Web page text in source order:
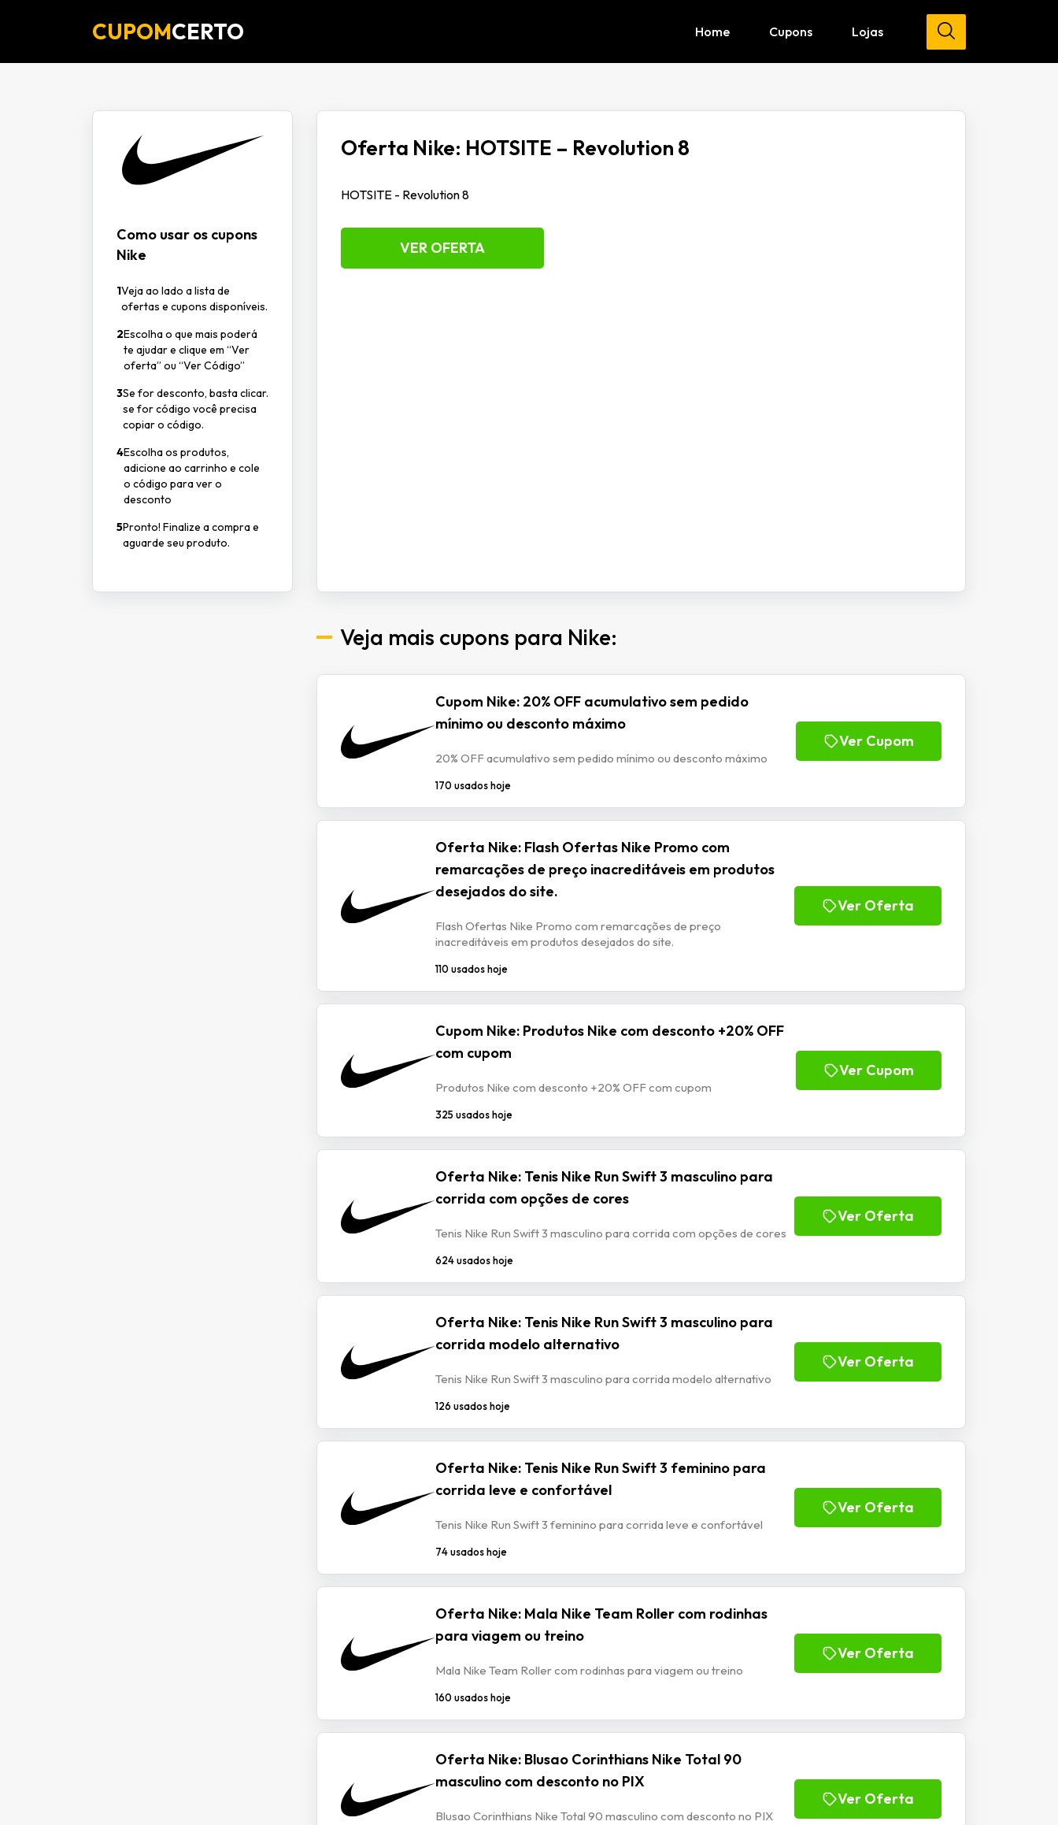
CUPOMCERTO Home Cupons Lojas
Como usar os cupons
Nike
1Veja ao lado a lista de
ofertas e cupons disponíveis.
2Escolha o que mais poderá
te ajudar e clique em “Ver
oferta” ou “Ver Código”
3Se for desconto, basta clicar.
se for código você precisa
copiar o código.
4Escolha os produtos,
adicione ao carrinho e cole
o código para ver o
desconto
5Pronto! Finalize a compra e
aguarde seu produto.
Oferta Nike: HOTSITE – Revolution 8
HOTSITE - Revolution 8
VER OFERTA
Veja mais cupons para Nike:
Cupom Nike: 20% OFF acumulativo sem pedido
mínimo ou desconto máximo
20% OFF acumulativo sem pedido mínimo ou desconto máximo
170 usados hoje
Ver Cupom
Oferta Nike: Flash Ofertas Nike Promo com
remarcações de preço inacreditáveis em produtos
desejados do site.
Flash Ofertas Nike Promo com remarcações de preço
inacreditáveis em produtos desejados do site.
110 usados hoje
Ver Oferta
Cupom Nike: Produtos Nike com desconto +20% OFF
com cupom
Produtos Nike com desconto +20% OFF com cupom
325 usados hoje
Ver Cupom
Oferta Nike: Tenis Nike Run Swift 3 masculino para
corrida com opções de cores
Tenis Nike Run Swift 3 masculino para corrida com opções de cores
624 usados hoje
Ver Oferta
Oferta Nike: Tenis Nike Run Swift 3 masculino para
corrida modelo alternativo
Tenis Nike Run Swift 3 masculino para corrida modelo alternativo
126 usados hoje
Ver Oferta
Oferta Nike: Tenis Nike Run Swift 3 feminino para
corrida leve e confortável
Tenis Nike Run Swift 3 feminino para corrida leve e confortável
74 usados hoje
Ver Oferta
Oferta Nike: Mala Nike Team Roller com rodinhas
para viagem ou treino
Mala Nike Team Roller com rodinhas para viagem ou treino
160 usados hoje
Ver Oferta
Oferta Nike: Blusao Corinthians Nike Total 90
masculino com desconto no PIX
Blusao Corinthians Nike Total 90 masculino com desconto no PIX
Ver Oferta